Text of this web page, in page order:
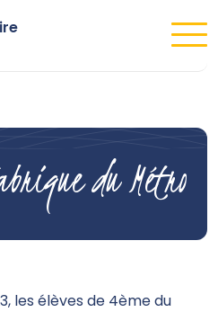
du Métro
les élèves de 4ème du